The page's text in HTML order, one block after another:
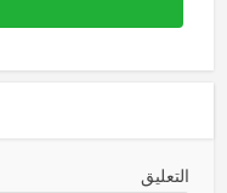
التعليق